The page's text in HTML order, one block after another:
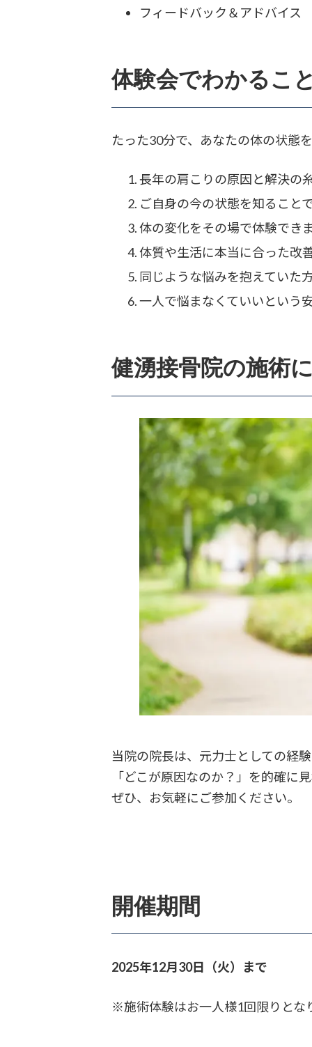
フィードバック＆アドバイス
体験会でわかるこ
たった30分で、あなたの体の状態
長年の肩こりの原因と解決の
ご自身の今の状態を知ること
体の変化をその場で体験でき
体質や生活に本当に合った改
同じような悩みを抱えていた
一人で悩まなくていいという
健湧接骨院の施術
当院の院長は、元力士としての経
「どこが原因なのか？」を的確に
ぜひ、お気軽にご参加ください。
開催期間
2025年12月30日（火）まで
※施術体験はお一人様1回限りとな